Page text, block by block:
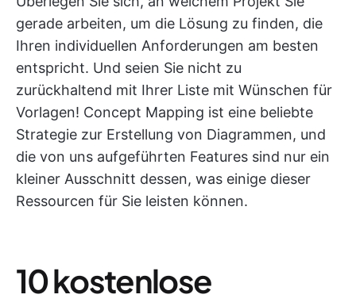
gerade arbeiten, um die Lösung zu finden, die
Ihren individuellen Anforderungen am besten
entspricht. Und seien Sie nicht zu
zurückhaltend mit Ihrer Liste mit Wünschen für
Vorlagen! Concept Mapping ist eine beliebte
Strategie zur Erstellung von Diagrammen, und
die von uns aufgeführten Features sind nur ein
kleiner Ausschnitt dessen, was einige dieser
Ressourcen für Sie leisten können.
10 kostenlose